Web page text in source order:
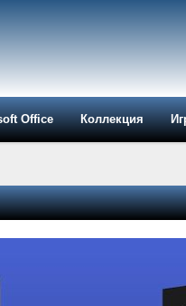
Office Коллекция